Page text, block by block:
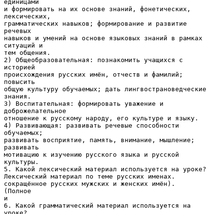
единицами
и формировать на их основе знаний, фонетических,
лексических,
грамматических навыков; формирование и развитие
речевых
навыков и умений на основе языковых знаний в рамках
ситуаций и
тем общения.
2) Общеобразовательная: познакомить учащихся с
историей
происхождения русских имён, отчеств и фамилий;
повысить
общую культуру обучаемых; дать лингвострановедческие
знания.
3) Воспитательная: формировать уважение и
доброжелательное
отношение к русскому народу, его культуре и языку.
4) Развивающая: развивать речевые способности
обучаемых;
развивать восприятие, память, внимание, мышление;
развивать
мотивацию к изучению русского языка и русской
культуры.
5. Какой лексический материал используется на уроке?
Лексический материал по теме русских именах.
сокращённое русских мужских и женских имён).
(Полное
и
6. Какой грамматический материал используется на